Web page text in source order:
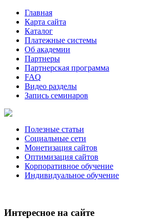
Главная
Карта сайта
Каталог
Платежные системы
Об академии
Партнеры
Партнерская программа
FAQ
Видео разделы
Запись семинаров
Полезные статьи
Социальные сети
Монетизация сайтов
Оптимизация сайтов
Корпоративное обучение
Индивидуальное обучение
Интересное на сайте